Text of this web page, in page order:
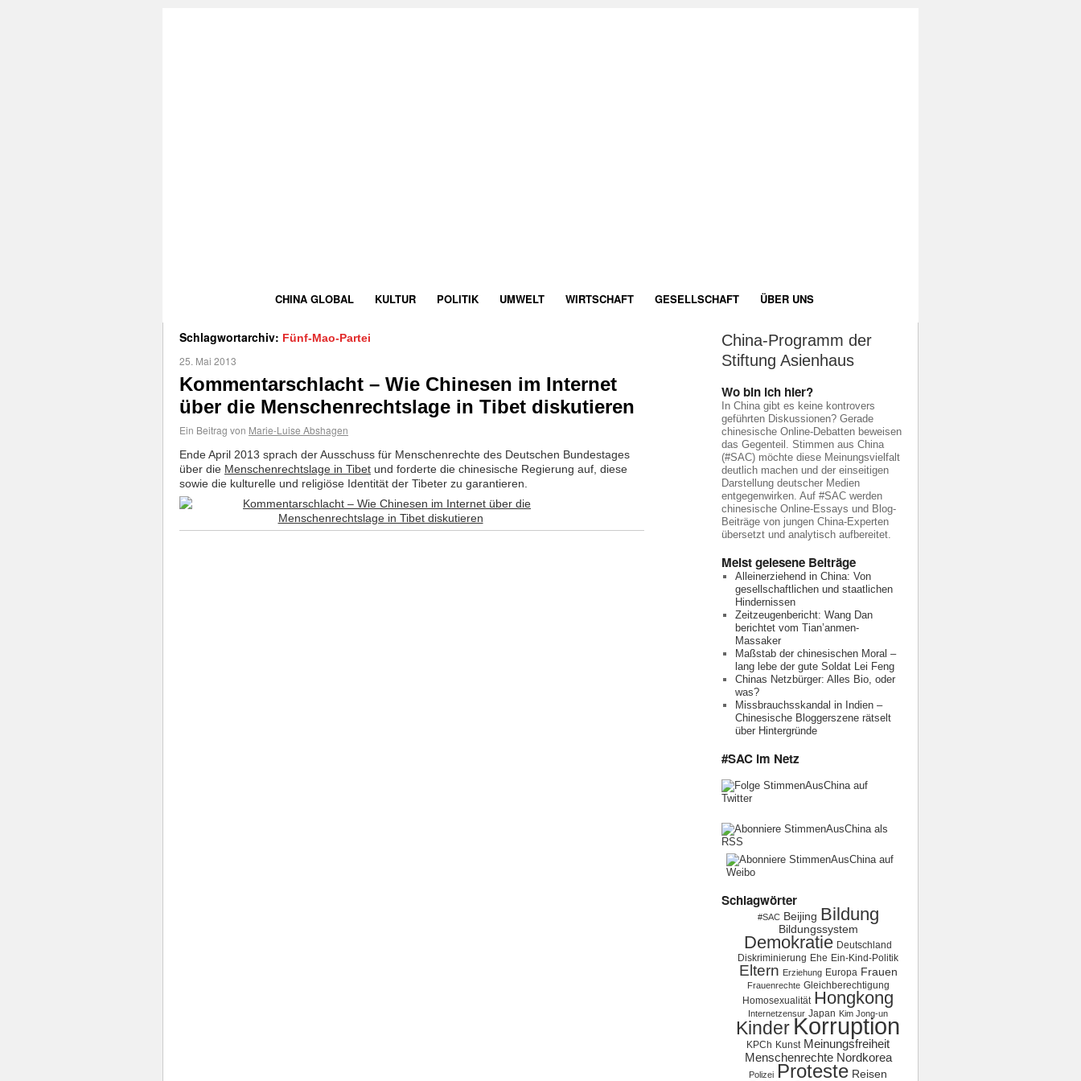
CHINA GLOBAL KULTUR POLITIK UMWELT WIRTSCHAFT GESELLSCHAFT ÜBER UNS
Schlagwortarchiv: Fünf-Mao-Partei
25. Mai 2013
Kommentarschlacht – Wie Chinesen im Internet
über die Menschenrechtslage in Tibet diskutieren
Ein Beitrag von Marie-Luise Abshagen
Ende April 2013 sprach der Ausschuss für Menschenrechte des Deutschen Bundestages
über die Menschenrechtslage in Tibet und forderte die chinesische Regierung auf, diese
sowie die kulturelle und religiöse Identität der Tibeter zu garantieren.
China-Programm der
Stiftung Asienhaus
Wo bin ich hier?
In China gibt es keine kontrovers
geführten Diskussionen? Gerade
chinesische Online-Debatten beweisen
das Gegenteil. Stimmen aus China
(#SAC) möchte diese Meinungsvielfalt
deutlich machen und der einseitigen
Darstellung deutscher Medien
entgegenwirken. Auf #SAC werden
chinesische Online-Essays und Blog-
Beiträge von jungen China-Experten
übersetzt und analytisch aufbereitet.
Meist gelesene Beiträge
Alleinerziehend in China: Von
gesellschaftlichen und staatlichen
Hindernissen
Zeitzeugenbericht: Wang Dan
berichtet vom Tian’anmen-
Massaker
Maßstab der chinesischen Moral –
lang lebe der gute Soldat Lei Feng
Chinas Netzbürger: Alles Bio, oder
was?
Missbrauchsskandal in Indien –
Chinesische Bloggerszene rätselt
über Hintergründe
#SAC im Netz
Schlagwörter
#SAC Beijing Bildung
Bildungssystem
Demokratie Deutschland
Diskriminierung Ehe Ein-Kind-Politik
Eltern Erziehung Europa Frauen
Frauenrechte Gleichberechtigung
Homosexualität Hongkong
Internetzensur Japan Kim Jong-un
KinderKorruption
KPCh Kunst Meinungsfreiheit
Menschenrechte Nordkorea
Polizei Proteste Reisen